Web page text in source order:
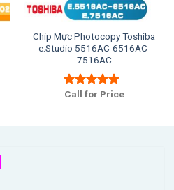
Chip Mực Photocopy Toshiba
e.Studio 5516AC-6516AC-
7516AC
Được xếp
Call for Price